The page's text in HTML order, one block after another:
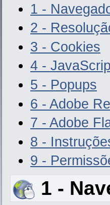
1 -
2 -
3 - Cookies
4 -
5 - Popups
6 - Adobe
7 - Adobe
8 -
9 -
1 -